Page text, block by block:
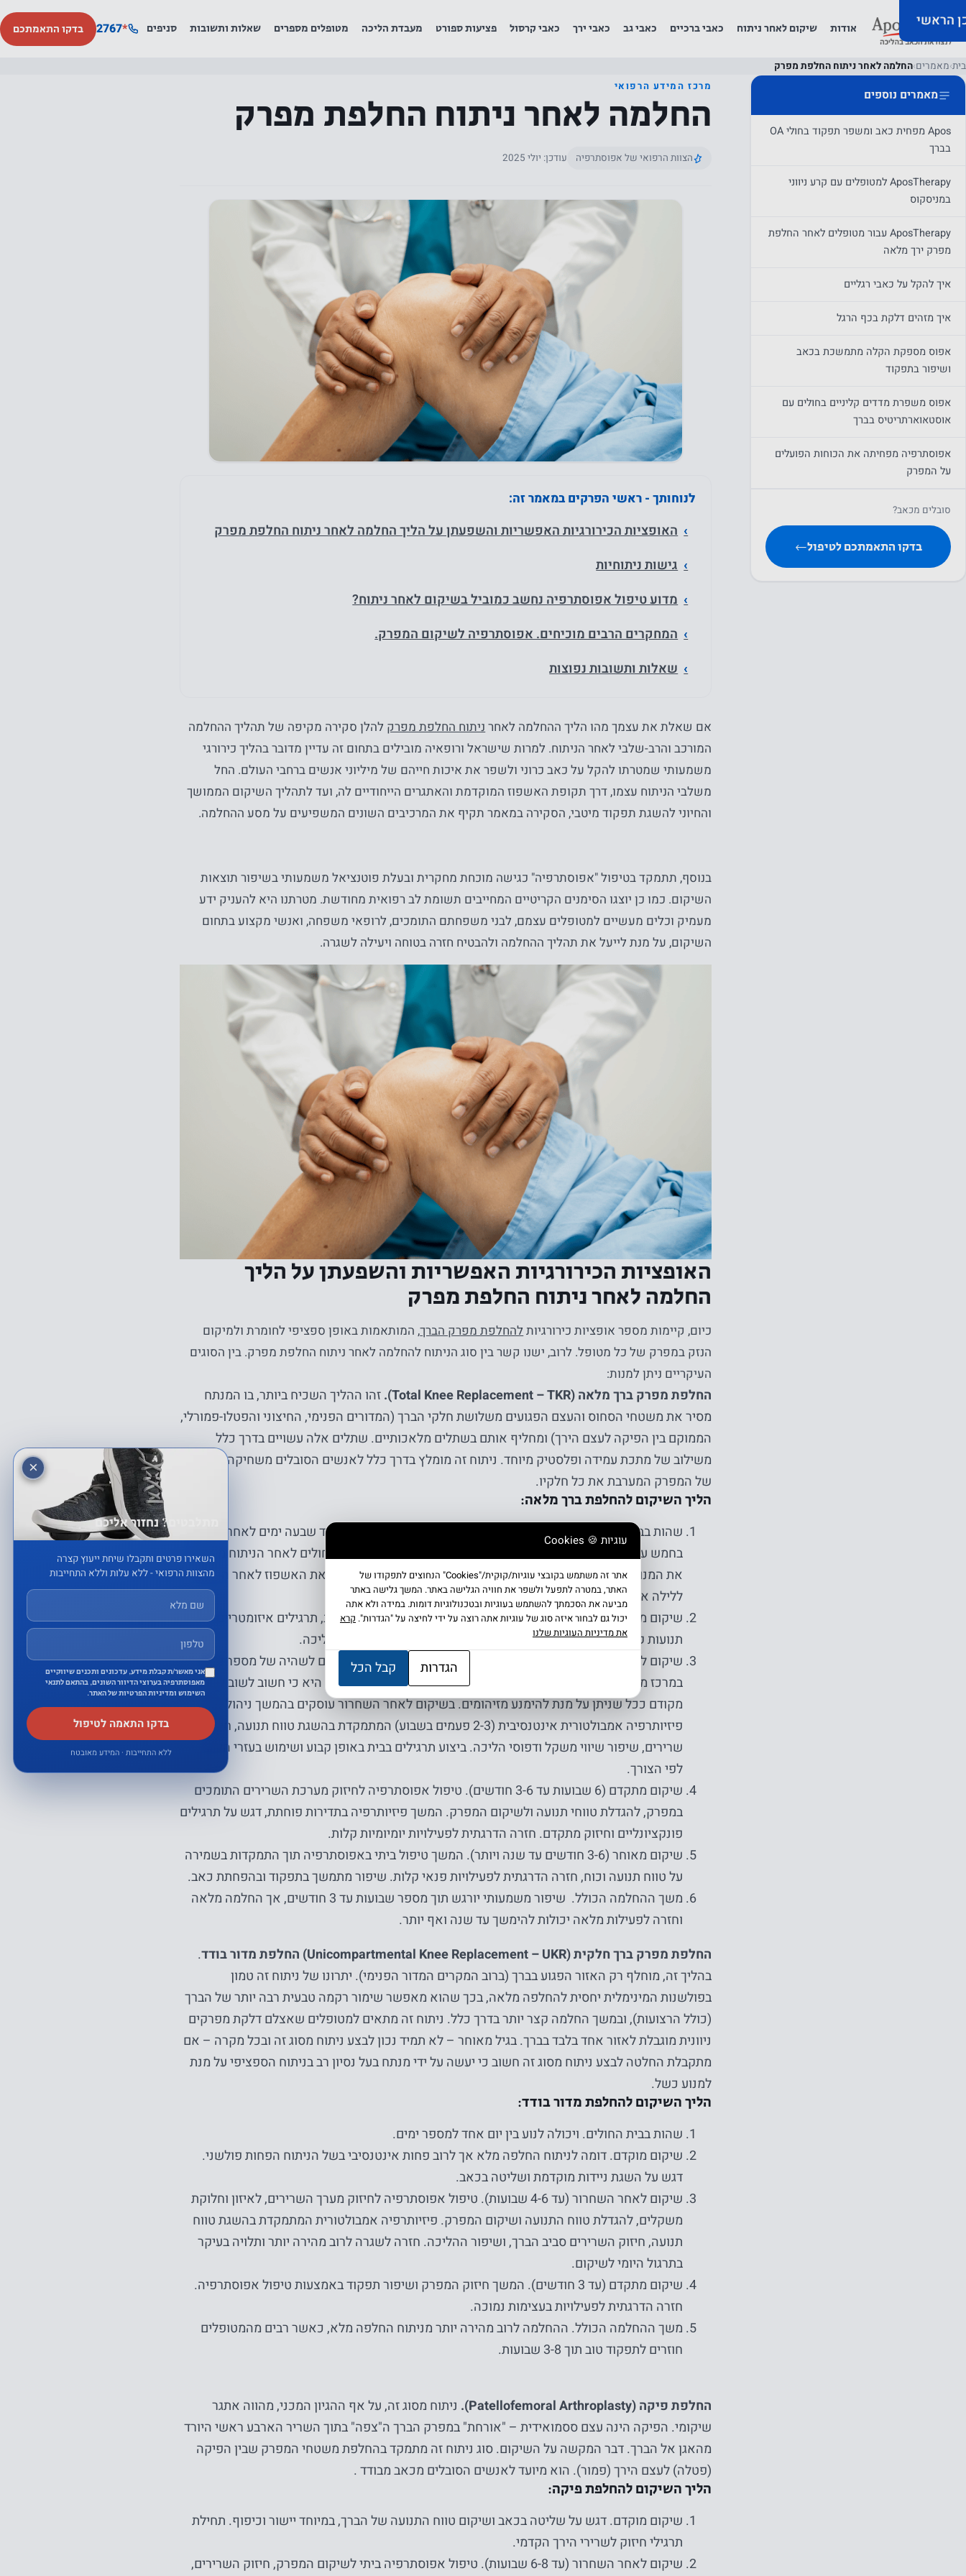
הראשי אודות שיקום לאחר ניתוח כאבי ברכיים כאבי גב כאבי ירך כאבי קרסול פציעות ספורט מעבדת הליכה מטופלים מספרים שאלות ותשובות סניפים *
2767 בדקו התאמתכם
בית›מאמרים›החלמה לאחר ניתוח החלפת מפרק
מאמרים נוספים
Apos מפחית כאב ומשפר תפקוד בחולי OA
בברך
AposTherapy למטופלים עם קרע ניווני
במניסקוס
AposTherapy עבור מטופלים לאחר החלפת
מפרק ירך מלאה
איך להקל על כאבי רגליים
איך מזהים דלקת בכף הרגל
אפוס מספקת הקלה מתמשכת בכאב
ושיפור בתפקוד
אפוס משפרת מדדים קליניים בחולים עם
אוסטאוארתריטיס בברך
אפוסתרפיה מפחיתה את הכוחות הפועלים
על המפרק
אפוסתרפיה מפחיתה את הכוחות הפועלים
על המפרק הכואב - מחקר
האם תמיכה על רגל אחת יכולה להעריך
סובלים מכאב?
בדקו התאמתכם לטיפול←
מרכז המידע הרפואי
החלמה לאחר ניתוח החלפת מפרק
הצוות הרפואי של אפוסתרפיה עודכן: יולי 2025
לנוחותך - ראשי הפרקים במאמר זה:
האופציות הכירורגיות האפשריות והשפעתן על הליך החלמה לאחר ניתוח החלפת מפרק
גישות ניתוחיות
מדוע טיפול אפוסתרפיה נחשב כמוביל בשיקום לאחר ניתוח?
המחקרים הרבים מוכיחים. אפוסתרפיה לשיקום המפרק.
שאלות ותשובות נפוצות
אם שאלת את עצמך מהו הליך ההחלמה לאחרניתוח החלפת מפרק להלן סקירה מקיפה של תהליך ההחלמה
המורכב והרב-שלבי לאחר הניתוח. למרות שישראל ורופאיה מובילים בתחום זה עדיין מדובר בהליך כירורגי
משמעותי שמטרתו להקל על כאב כרוני ולשפר את איכות חייהם של מיליוני אנשים ברחבי העולם. החל
משלבי הניתוח עצמו, דרך תקופת האשפוז המוקדמת והאתגרים הייחודיים לה, ועד לתהליך השיקום הממושך
והחיוני להשגת תפקוד מיטבי, הסקירה במאמר תקיף את המרכיבים השונים המשפיעים על מסע ההחלמה.
בנוסף, תתמקד בטיפול "אפוסתרפיה" כגישה מוכחת מחקרית ובעלת פוטנציאל משמעותי בשיפור תוצאות
השיקום. כמו כן יוצגו הסימנים הקריטיים המחייבים תשומת לב רפואית מחודשת. מטרתנו היא להעניק ידע
מעמיק וכלים מעשיים למטופלים עצמם, לבני משפחתם התומכים, לרופאי משפחה, ואנשי מקצוע בתחום
השיקום, על מנת לייעל את תהליך ההחלמה ולהבטיח חזרה בטוחה ויעילה לשגרה.
האופציות הכירורגיות האפשריות והשפעתן על הליך
החלמה לאחר ניתוח החלפת מפרק
כיום, קיימות מספר אופציות כירורגיות להחלפת מפרק הברך, המותאמות באופן ספציפי לחומרת ולמיקום
הנזק במפרק של כל מטופל. לרוב, ישנו קשר בין סוג הניתוח להחלמה לאחר ניתוח החלפת מפרק. בין הסוגים
העיקריים ניתן למנות:
החלפת מפרק ברך מלאה (Total Knee Replacement – TKR).
זהו ההליך השכיח ביותר, בו המנתח
מסיר את משטחי הסחוס והעצם הפגועים משלושת חלקי הברך (המדורים הפנימי, החיצוני והפטלו-פמורלי,
הממוקם בין הפיקה לעצם הירך) ומחליף אותם בשתלים מלאכותיים. שתלים אלה עשויים בדרך כלל
משילוב של מתכת עמידה ופלסטיק מיוחד. ניתוח זה מומלץ בדרך כלל לאנשים הסובלים משחיקה נרחבת
של המפרק המערבת את כל חלקיו.
הליך השיקום להחלפת ברך מלאה:
שהות בבית החולים – בעבר נהוג היה לאשפז את המנותחים כשלושה עד שבעה ימים לאחר הניתוח,
בחמש עשרה השנים האחרונות קיימת הבנה כי שהות ממושכת בבית החולים לאחר הניתוח מעמידה
את המנותחים בסיכון גדול יותר לזיהומים ולכן, ככל שניתן – נהוג לקצר את האשפוז לאחר הניתוח
ללילה אחד לצורך פיקוח או יותר – על פי צרכי המטופל.
שיקום מוקדם (בבית החולים) מתחיל מיד לאחר הניתוח וכולל ניהול כאב, תרגילים איזומטריים,
תנועות קרסול, ניסיונות קימה מהמיטה והתחלת הליכה קצרה עם עזר הליכה.
שיקום לאחר השחרור (עד 6 שבועות). ישנם מקרים בהם יופני המטופלים לשהיה של מספר ימים
במרכז משקם, בייחוד בהיעדר יכולת שיקום בבית. גם כאן, התפיסה כיום היא כי חשוב לשוב לבית
מקודם ככל שניתן על מנת להימנע מזיהומים. בשיקום לאחר השחרור עוסקים בהמשך ניהול כאב,
פיזיותרפיה אמבולטורית אינטנסיבית (2-3 פעמים בשבוע) המתמקדת בהשגת טווח תנועה, חיזוק
שרירים, שיפור שיווי משקל ודפוסי הליכה. ביצוע תרגילים בבית באופן קבוע ושימוש בעזרי הליכה
לפי הצורך.
שיקום מתקדם (6 שבועות עד 3-6 חודשים). טיפול אפוסתרפיה לחיזוק מערכת השרירים התומכים
במפרק, להגדלת טווחי תנועה ולשיקום המפרק. המשך פיזיותרפיה בתדירות פוחתת, דגש על תרגילים
פונקציונליים וחיזוק מתקדם. חזרה הדרגתית לפעילויות יומיומיות קלות.
שיקום מאוחר (3-6 חודשים עד שנה ויותר). המשך טיפול ביתי באפוסתרפיה תוך התמקדות בשמירה
על טווח תנועה וכוח, חזרה הדרגתית לפעילויות פנאי קלות. שיפור מתמשך בתפקוד ובהפחתת כאב.
משך ההחלמה הכולל. שיפור משמעותי יורגש תוך מספר שבועות עד 3 חודשים, אך החלמה מלאה
וחזרה לפעילות מלאה יכולות להימשך עד שנה ואף יותר.
החלפת מפרק ברך חלקית (Unicompartmental Knee Replacement – UKR)
החלפת מדור בודד.
בהליך זה, מוחלף רק האזור הפגוע בברך (ברוב המקרים המדור הפנימי). יתרונו של ניתוח זה טמון
בפולשנות המינימלית יחסית להחלפה מלאה, בכך שהוא מאפשר שימור רקמה טבעית רבה יותר של הברך
(כולל הרצועות), ובמשך החלמה קצר יותר בדרך כלל. ניתוח זה מתאים למטופלים שאצלם דלקת מפרקים
ניוונית מוגבלת לאזור אחד בלבד בברך. בגיל מאוחר – לא תמיד נכון לבצע ניתוח מסוג זה ובכל מקרה – אם
מתקבלת החלטה לבצע ניתוח מסוג זה חשוב כי יעשה על ידי מנתח בעל נסיון רב בניתוח הספציפי על מנת
למנוע כשל.
הליך השיקום להחלפת מדור בודד:
שהות בבית החולים. ויכולה לנוע בין יום אחד למספר ימים.
שיקום מוקדם. דומה לניתוח החלפה מלא אך לרוב פחות אינטנסיבי בשל הניתוח הפחות פולשני.
דגש על השגת ניידות מוקדמת ושליטה בכאב.
שיקום לאחר השחרור (עד 4-6 שבועות). טיפול אפוסתרפיה לחיזוק מערך השרירים, לאיזון וחלוקת
משקלים, להגדלת טווח התנועה ושיקום המפרק. פיזיותרפיה אמבולטורית המתמקדת בהשגת טווח
תנועה, חיזוק השרירים סביב הברך, ושיפור ההליכה. חזרה לשגרה לרוב מהירה יותר ותלויה בעיקר
בתרגול היומי לשיקום.
שיקום מתקדם (עד 3 חודשים). המשך חיזוק המפרק ושיפור תפקוד באמצעות טיפול אפוסתרפיה.
חזרה הדרגתית לפעילויות בעצימות נמוכה.
משך ההחלמה הכולל. ההחלמה לרוב מהירה יותר מניתוח החלפה מלא, כאשר רבים מהמטופלים
חוזרים לתפקוד טוב תוך 3-8 שבועות.
החלפת פיקה (Patellofemoral Arthroplasty).
ניתוח מסוג זה, על אף ההגיון המכני, מהווה אתגר
שיקומי. הפיקה הינה עצם ססמואידית – "אורחת" במפרק הברך ה"צפה" בתוך השריר הארבע ראשי היורד
מהאגן אל הברך. דבר המקשה על השיקום. סוג ניתוח זה מתמקד בהחלפת משטחי המפרק שבין הפיקה
(פטלה) לעצם הירך (פמור). הוא מיועד לאנשים הסובלים מכאב מבודד .
הליך השיקום להחלפת פיקה:
שיקום מוקדם. דגש על שליטה בכאב ושיקום טווח התנועה של הברך, במיוחד יישור וכיפוף. תחילת
תרגילי חיזוק לשרירי הירך הקדמי.
שיקום לאחר השחרור (עד 6-8 שבועות). טיפול אפוסתרפיה ביתי לשיקום המפרק, חיזוק השרירים,
עוגיות 🍪 Cookies
אתר זה משתמש בקובצי עוגיות/קוּקִית/"Cookies" הנחוצים לתפקודו של
האתר, במטרה לתפעל ולשפר את חוויה הגלישה באתר. המשך גלישה באתר
מביעה את הסכמתך להשתמש בעוגיות ובטכנולוגיות דומות. במידה ולא אתה
יכול גם לבחור איזה סוג של עוגיות אתה רוצה על ידי לחיצה על "הגדרות". קרא
את מדיניות העוגיות שלנו
הגדרות קבל הכל
נחוץ
עוגיות אלו
אינן
אופציונליות.
הם נחוצים
כדי שהאתר
על מנת שנוכל
האתר, על
בסיס אופן
השימוש
באתר.
חווית
על מנת
×
מתלבטים? נחזור אליכם
השאירו פרטים ותקבלו שיחת ייעוץ קצרה
מהצוות הרפואי - ללא עלות וללא התחייבות
אני מאשר/ת קבלת מידע, עדכונים ותכנים שיווקיים
מאפוסתרפיה בערוצי הדיוור השונים, בהתאם לתנאי
השימוש ומדיניות הפרטיות של האתר.
בדקו התאמה לטיפול
ללא התחייבות · המידע מאובטח